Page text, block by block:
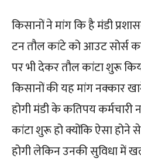
किसानों ने मांग कि है मंडी
टन तौल कांटे को आउट सोर्स
पर भी देकर तौल कांटा शुरू
किसानों की यह मांग नक्कार
होगी मंडी के कतिपय
कांटा शुरू हो क्योंकि ऐसा होने
होगी लेकिन उनकी सुविधा में